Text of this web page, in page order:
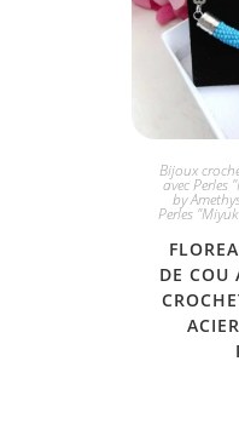
Bijoux
avec Perles
by
Perles
DE COU